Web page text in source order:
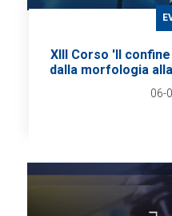
XIII Corso 'Il
dalla morfologia
06-